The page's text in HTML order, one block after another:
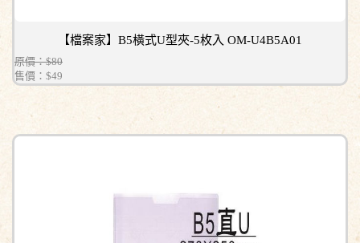
【檔案家】B5橫式U型夾-5枚入 OM-U4B5A01
原價：$80
售價： $49